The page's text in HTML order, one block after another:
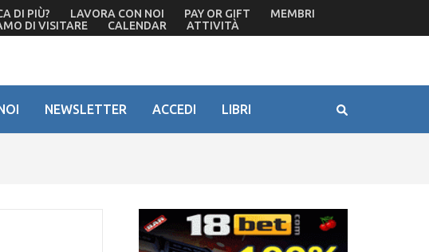
più
DI PIÙ? LAVORA CON NOI PAY OR GIFT
MEMBRI
DI VISITARE CALENDAR ATTIVITÀ
NEWSLETTER ACCEDI LIBRI